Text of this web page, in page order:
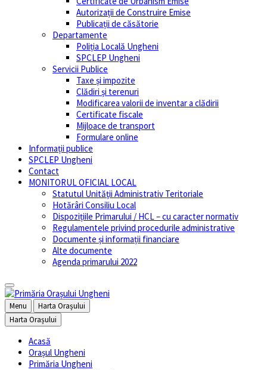
Autorizații de Construire Emise
Publicații de căsătorie
Departamente
Poliția Locală Ungheni
SPCLEP Ungheni
Servicii Publice
Taxe și impozite
Clădiri și terenuri
Modificarea valorii de inventar a clădirii
Certificate fiscale
Mijloace de transport
Formulare online
Informații publice
SPCLEP Ungheni
Contact
MONITORUL OFICIAL LOCAL
Statutul Unităţii Administrativ Teritoriale
Hotărâri Consiliu Local
Dispozițiile Primarului / HCL – cu caracter normativ
Regulamentele privind procedurile administrative
Documente și informații financiare
Alte documente
Agenda primarului 2022
Menu
Harta Orașului
Harta Orașului
Acasă
Orașul Ungheni
Primăria Ungheni